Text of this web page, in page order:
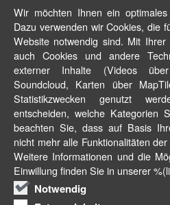
Wir möchten Ihnen ein
Dazu verwenden wir Cookies, die
Website notwendig sind. Mit
auch Cookies und andere
externer Inhalte (Videos
Soundcloud, Karten über
Statistikzwecken genutzt
entscheiden, welche Kategorien
beachten Sie, dass auf Basis
nicht mehr alle Funktionalitäten
Weitere Informationen und die
Einwillung finden Sie in unserer
Notwendig